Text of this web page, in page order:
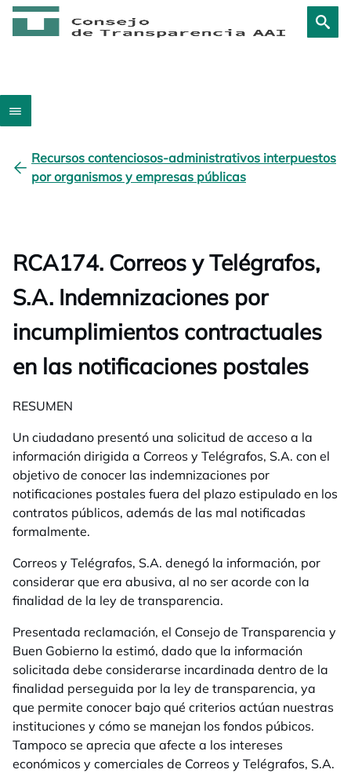
Recursos contenciosos-administrativos interpuestos
por organismos y empresas públicas
RCA174. Correos y Telégrafos,
S.A. Indemnizaciones por
incumplimientos contractuales
en las notificaciones postales
RESUMEN
Un ciudadano presentó una solicitud de acceso a la
información dirigida a Correos y Telégrafos, S.A. con el
objetivo de conocer las indemnizaciones por
notificaciones postales fuera del plazo estipulado en los
contratos públicos, además de las mal notificadas
formalmente.
Correos y Telégrafos, S.A. denegó la información, por
considerar que era abusiva, al no ser acorde con la
finalidad de la ley de transparencia.
Presentada reclamación, el Consejo de Transparencia y
Buen Gobierno la estimó, dado que la información
solicitada debe considerarse incardinada dentro de la
finalidad perseguida por la ley de transparencia, ya
que permite conocer bajo qué criterios actúan nuestras
instituciones y cómo se manejan los fondos púbicos.
Tampoco se aprecia que afecte a los intereses
económicos y comerciales de Correos y Telégrafos, S.A.